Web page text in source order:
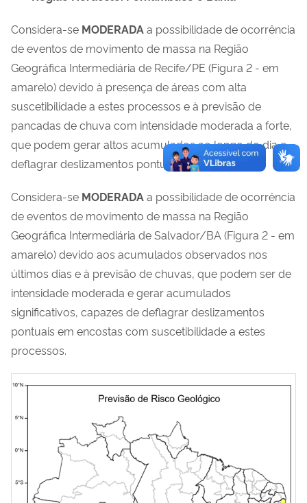
Considera-se MODERADAa possibilidade de ocorrência
de eventos de movimento de massa na Região
Geográfica Intermediária de Recife/PE (Figura 2 - em
amarelo) devido à presença de áreas com alta
suscetibilidade a estes processos eà previsão de
pancadas de chuva com intensidade moderada a forte,
que podem gerar altos acumulados ao longo do dia e
deflagrar deslizamentos pontuais em encostas.
Considera-se MODERADAa possibilidade de ocorrência
de eventos de movimento de massa na Região
Geográfica Intermediária de Salvador/BA (Figura 2 - em
amarelo) devido aos acumulados observados nos
últimos dias eà previsão de chuvas, que podem ser de
intensidade moderada e gerar acumulados
significativos, capazes dedeflagrar deslizamentos
pontuais em encostas com suscetibilidade a estes
processos.